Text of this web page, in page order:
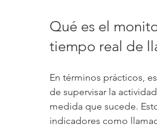
Qué es el
tiempo real de
En términos prácticos,
de supervisar la
medida que sucede.
indicadores como